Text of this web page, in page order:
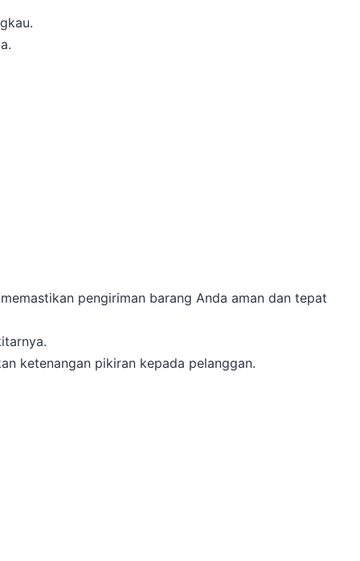
pengiriman barang Anda aman dan tepat
ketenangan pikiran kepada pelanggan.